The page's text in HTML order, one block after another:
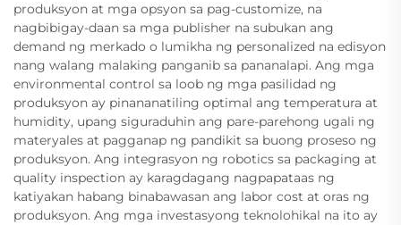
produksyon at mga opsyon sa pag-customize, na
nagbibigay-daan sa mga publisher na subukan ang
demand ng merkado o lumikha ng personalized na edisyon
nang walang malaking panganib sa pananalapi. Ang mga
environmental control sa loob ng mga pasilidad ng
produksyon ay pinananatiling optimal ang temperatura at
humidity, upang siguraduhin ang pare-parehong ugali ng
materyales at pagganap ng pandikit sa buong proseso ng
produksyon. Ang integrasyon ng robotics sa packaging at
quality inspection ay karagdagang nagpapataas ng
katiyakan habang binabawasan ang labor cost at oras ng
produksyon. Ang mga investasyong teknolohikal na ito ay